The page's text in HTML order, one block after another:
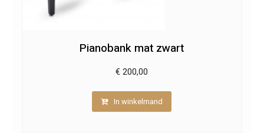
Pianobank mat zwart
€ 200,00
In winkelmand